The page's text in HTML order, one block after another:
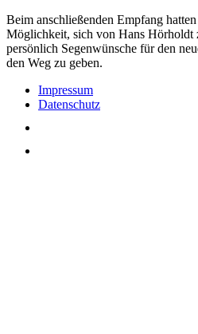
Beim anschließenden Empfang
Möglichkeit, sich von Hans Hörholdt
persönlich Segenwünsche für den
den Weg zu geben.
Impressum
Datenschutz